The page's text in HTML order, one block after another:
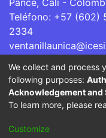
Pance, Cali -
Teléfono: +57 (602)
2334
La Universidad
Superior que se
por parte del
Cookie
We collect and process
following purposes:
Acknowledgement and
To learn more, please
Customize